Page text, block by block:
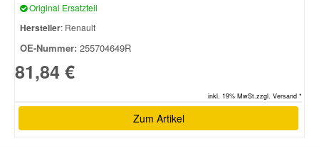
Original Ersatzteil
Hersteller: Renault
OE-Nummer: 255704649R
81,84 €
inkl. 19% MwSt.zzgl. Versand *
Zum Artikel
Smart Ersatzteile